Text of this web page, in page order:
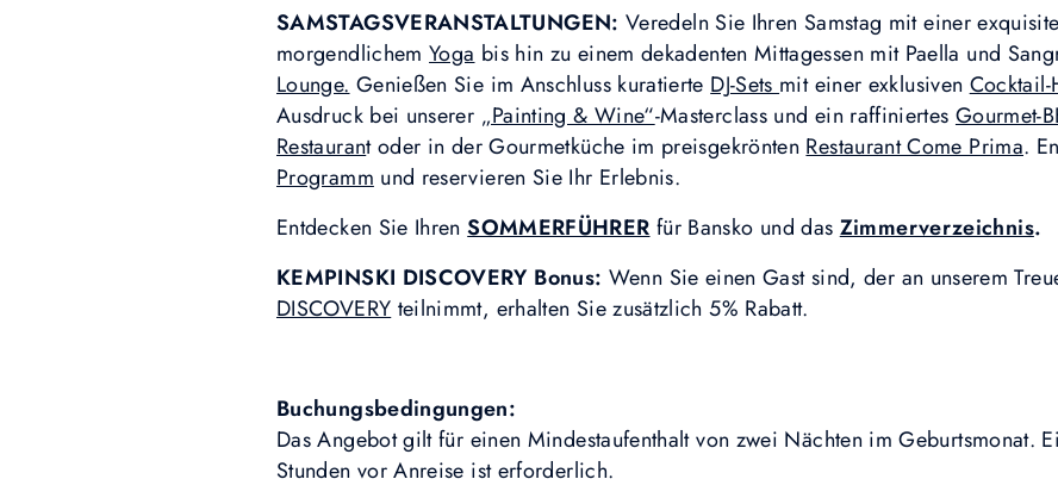
SAMSTAGSVERANSTALTUNGEN: Veredeln Sie Ihren Samstag mit einer
morgendlichemYoga bis hin zu einem dekadenten Mittagessen mit Paella und
Lounge. Genießen Sie im Anschluss kuratierte DJ-Sets mit einer exklusiven
Ausdruck bei unserer „Painting & Wine“-Masterclass und ein raffiniertes Gourmet-
Restaurant oder in der Gourmetküche im preisgekrönten Restaurant Come Prima.
Programm und reservieren Sie Ihr Erlebnis.
Entdecken Sie IhrenSOMMERFÜHRER für Bansko und das Zimmerverzeichnis.
KEMPINSKI DISCOVERY Bonus: Wenn Sie einen Gast sind, der an unserem
DISCOVERY teilnimmt, erhalten Sie zusätzlich 5% Rabatt.
Buchungsbedingungen:
Das Angebot gilt für einen Mindestaufenthalt von zwei Nächten im Geburtsmonat.
Stunden vor Anreise ist erforderlich.